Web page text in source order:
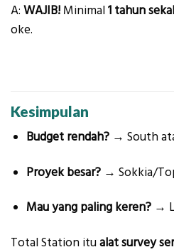
A: WAJIB! Minimal1 tahun
oke.
Kesimpulan
Budget rendah? → South
Proyek besar? → Sokkia/
Mau yang paling keren? →
Total Station itualat survey